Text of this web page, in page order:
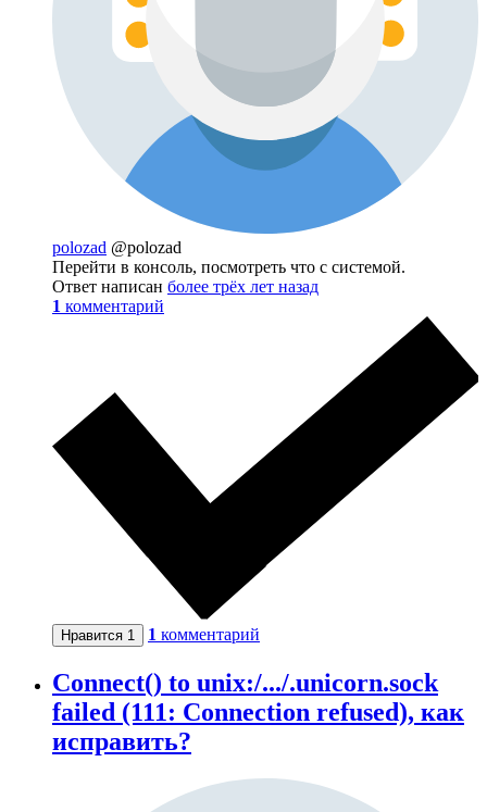
polozad @polozad
Перейти в консоль, посмотреть что с системой.
Ответ написан более трёх лет назад
1 комментарий
Нравится 1 1 комментарий
Connect() to unix:/.../.unicorn.sock
failed (111: Connection refused), как
исправить?